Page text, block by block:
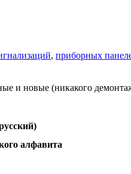
, приборных
и новые (никакого
алфавита